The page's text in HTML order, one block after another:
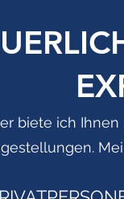
biete ich